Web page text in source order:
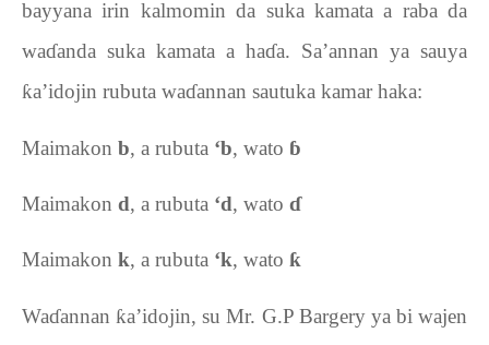
bayyana irin kalmomin da suka kamata a raba da
waɗanda suka kamata a haɗa. Sa’annan ya sauya
ƙa’idojin rubuta waɗannan sautuka kamar haka:
Maimakon b, a rubuta ‘b, wato ɓ
Maimakon d, a rubuta ‘d, wato ɗ
Maimakon k, a rubuta ‘k, wato ƙ
Waɗannan ƙa’idojin, su Mr. G.P Bargery ya bi wajen